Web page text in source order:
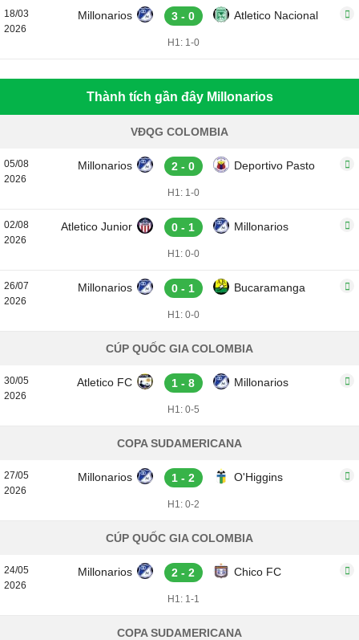
18/03
2026
Millonarios 3 - 0 Atletico Nacional
H1: 1-0
Thành tích gần đây Millonarios
VĐQG COLOMBIA
05/08
2026
Millonarios 2 - 0 Deportivo Pasto
H1: 1-0
02/08
2026
Atletico Junior 0 - 1 Millonarios
H1: 0-0
26/07
2026
Millonarios 0 - 1 Bucaramanga
H1: 0-0
CÚP QUỐC GIA COLOMBIA
30/05
2026
Atletico FC 1 - 8 Millonarios
H1: 0-5
COPA SUDAMERICANA
27/05
2026
Millonarios 1 - 2 O'Higgins
H1: 0-2
CÚP QUỐC GIA COLOMBIA
24/05
2026
Millonarios 2 - 2 Chico FC
H1: 1-1
COPA SUDAMERICANA